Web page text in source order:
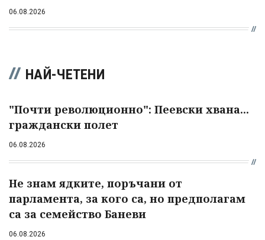
06.08.2026
НАЙ-ЧЕТЕНИ
"Почти революционно": Пеевски хвана...
граждански полет
06.08.2026
Не знам ядките, поръчани от
парламента, за кого са, но предполагам
са за семейство Баневи
06.08.2026